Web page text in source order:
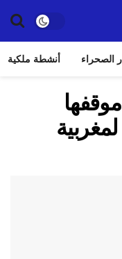
الصحراء أنشطة ملكية